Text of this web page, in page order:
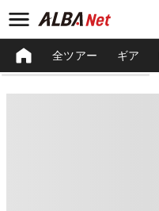
全ツアー ギア